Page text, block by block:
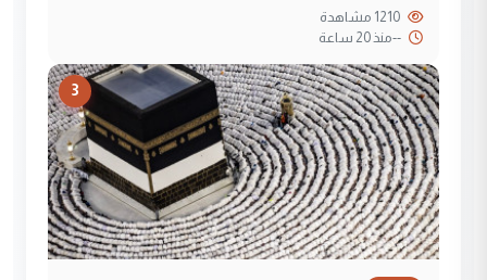
--منذ 20 ساعة
3